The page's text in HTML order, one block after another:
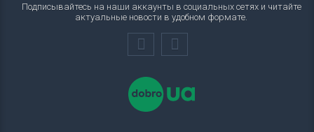
Подписывайтесь на наши аккаунты в социальных сетях и читайте
актуальные новости в удобном формате.